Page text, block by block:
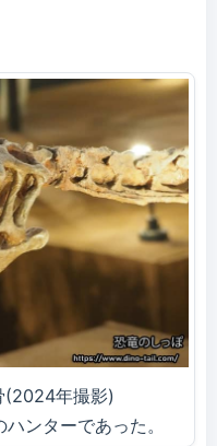
(2024年撮影)
ンターであった。